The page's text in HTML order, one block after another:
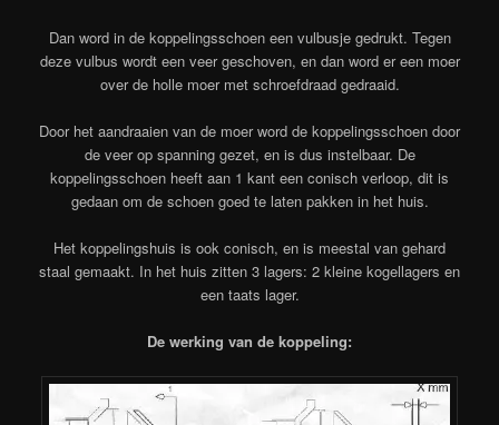
Dan word in de koppelingsschoen een vulbusje gedrukt. Tegen
deze vulbus wordt een veer geschoven, en dan word er een moer
over de holle moer met schroefdraad gedraaid.
Door het aandraaien van de moer word de koppelingsschoen door
de veer op spanning gezet, en is dus instelbaar. De
koppelingsschoen heeft aan 1 kant een conisch verloop, dit is
gedaan om de schoen goed te laten pakken in het huis.
Het koppelingshuis is ook conisch, en is meestal van gehard
staal gemaakt. In het huis zitten 3 lagers: 2 kleine kogellagers en
een taats lager.
De werking van de koppeling: